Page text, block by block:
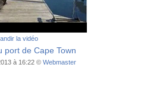
la vidéo
port de Cape Town
à 16:22 © Webmaster